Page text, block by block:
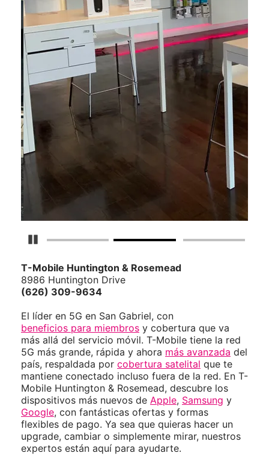
Detener carrusel
T-Mobile Huntington & Rosemead
8986 Huntington Drive
(626) 309-9634
El líder en 5G en San Gabriel, con
beneficios para miembros y cobertura que va
más allá del servicio móvil. T-Mobile tiene la red
5G más grande, rápida y ahora más avanzada del
país, respaldada por cobertura satelital que te
mantiene conectado incluso fuera de la red. En T-
Mobile Huntington & Rosemead, descubre los
dispositivos más nuevos de Apple, Samsung y
Google, con fantásticas ofertas y formas
flexibles de pago. Ya sea que quieras hacer un
upgrade, cambiar o simplemente mirar, nuestros
expertos están aquí para ayudarte.